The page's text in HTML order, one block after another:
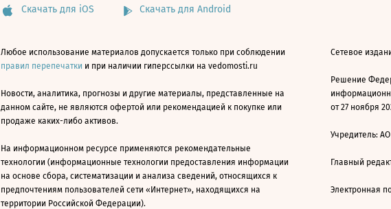
Скачать для iOS Скачать для Android
Любое использование материалов допускается только при соблюдении
правил перепечатки и при наличии гиперссылки на vedomosti.ru
Новости, аналитика, прогнозы и другие материалы, представленные на
данном сайте, не являются офертой или рекомендацией к покупке или
продаже каких-либо активов.
На информационном ресурсе применяются рекомендательные
технологии (информационные технологии предоставления информации
на основе сбора, систематизации и анализа сведений, относящихся к
предпочтениям пользователей сети «Интернет», находящихся на
территории Российской Федерации).
Сетевое
Решение
от 27 ноября
Учредитель:
Главный
Электронная